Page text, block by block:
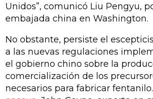
Unidos”, comunicó Liu Pengyu,
embajada china en Washington.
No obstante, persiste el
a las nuevas regulaciones
el gobierno chino sobre la
comercialización de los
necesarios para fabricar